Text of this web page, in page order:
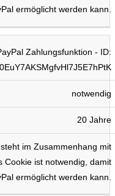
ermöglicht werden kann.
Zahlungsfunktion - ID:
notwendig
20 Jahre
im Zusammenhang mit
Cookie ist notwendig, damit
ermöglicht werden kann.